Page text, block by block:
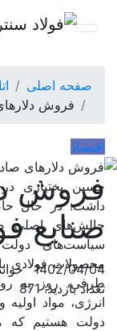
صفحه اصلی
فروش
اقتصاد
فروش
صنایع
1402/04/04
خواندن
تعداد بازدید: 871
حسین بختیاری
داشت: در حال
چالش‌های اصلی
سیاست‌های
محصولات فولادی
طرفی، روز به
انرژی، مواد
دولت هستیم که